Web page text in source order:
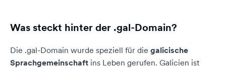
Was steckt hinter der .gal-Domain?
Die .gal-Domain wurde speziell für die galicische
Sprachgemeinschaft ins Leben gerufen. Galicien ist